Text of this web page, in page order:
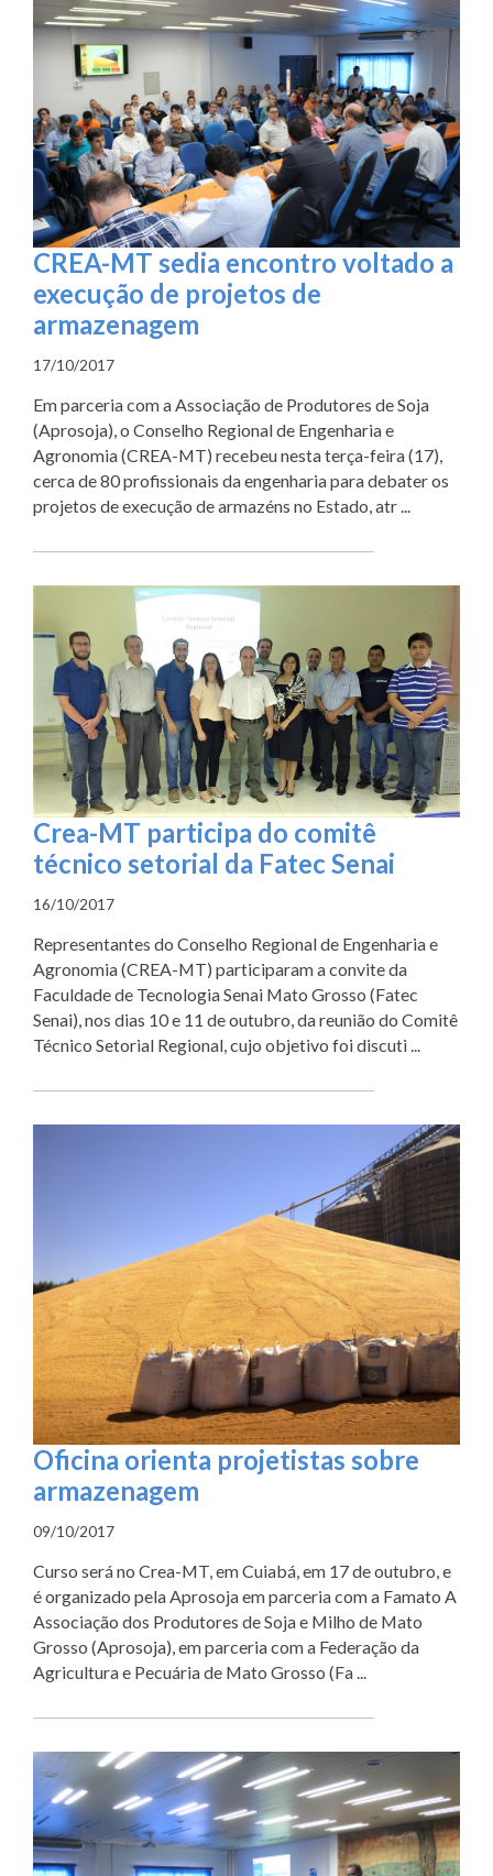
CREA-MT sedia encontro voltado a
execução de projetos de
armazenagem
17/10/2017
Em parceria com a Associação de Produtores de Soja
(Aprosoja), o Conselho Regional de Engenharia e
Agronomia (CREA-MT) recebeu nesta terça-feira (17),
cerca de 80 profissionais da engenharia para debater os
projetos de execução de armazéns no Estado, atr ...
Crea-MT participa do comitê
técnico setorial da Fatec Senai
16/10/2017
Representantes do Conselho Regional de Engenharia e
Agronomia (CREA-MT) participaram a convite da
Faculdade de Tecnologia Senai Mato Grosso (Fatec
Senai), nos dias 10 e 11 de outubro, da reunião do Comitê
Técnico Setorial Regional, cujo objetivo foi discuti ...
Oficina orienta projetistas sobre
armazenagem
09/10/2017
Curso será no Crea-MT, em Cuiabá, em 17 de outubro, e
é organizado pela Aprosoja em parceria com a Famato A
Associação dos Produtores de Soja e Milho de Mato
Grosso (Aprosoja), em parceria com a Federação da
Agricultura e Pecuária de Mato Grosso (Fa ...